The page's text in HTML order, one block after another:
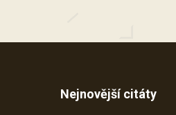
Nejnovější citáty